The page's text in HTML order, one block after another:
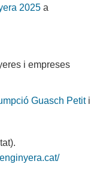
2025 a
i empreses
Guasch Petiti